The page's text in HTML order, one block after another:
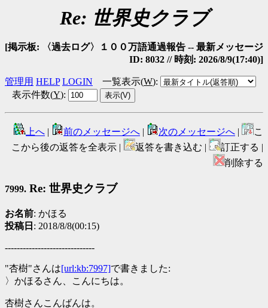
Re: 世界史クラブ
[掲示板: 〈過去ログ〉１００万語通過報告 -- 最新メッセージ
ID: 8032 // 時刻: 2026/8/9(17:40)]
管理用 HELP LOGIN 一覧表示(W):
表示件数(Y):
上へ | 前のメッセージへ | 次のメッセージへ |
こ
こから後の返答を全表示 |
返答を書き込む |
訂正する |
削除する
7999. Re: 世界史クラブ
お名前: かほる
投稿日 : 2018/8/8(00:15)
------------------------------
"杏樹"さんは[url:kb:7997]で書きました:
〉かほるさん、こんにちは。
杏樹さんこんばんは。